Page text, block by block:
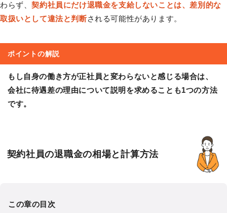
わらず、契約社員にだけ退職金を支給しないことは、差別的な
取扱いとして違法と判断される可能性があります。
ポイントの解説
もし自身の働き方が正社員と変わらないと感じる場合は、
会社に待遇差の理由について説明を求めることも1つの方法
です。
契約社員の退職金の相場と計算方法
この章の目次